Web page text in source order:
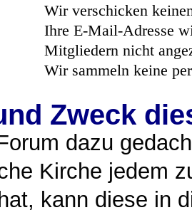
Wir verschicken
Ihre E-Mail-Adresse
Mitgliedern nicht
Wir sammeln keine
Zweck
dazu
Kirche jedem
kann diese in